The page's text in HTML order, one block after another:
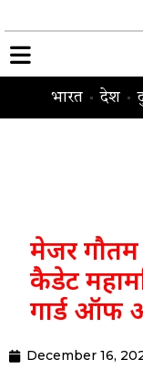
भारत देश
मेजर
कैडेट
गार्ड ऑफ
December 16,